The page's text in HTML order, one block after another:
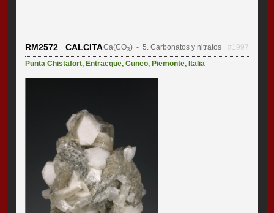
RM2572 CALCITACa(CO3)- 5. Carbonatos y nitratos
#1997
Punta Chistafort, Entracque,Cuneo, Piemonte, Italia